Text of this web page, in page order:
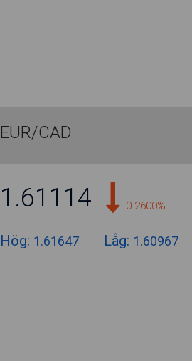
EUR/CAD
1.61114 -0.2600%
Hög: 1.61647 Låg: 1.60967